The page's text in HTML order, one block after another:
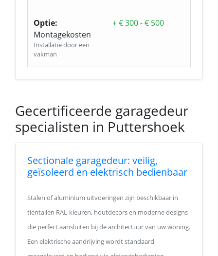
Optie:
Montagekosten
Installatie door een
vakman
+ € 300 - € 500
Gecertificeerde garagedeur
specialisten in Puttershoek
Sectionale garagedeur: veilig,
geïsoleerd en elektrisch bedienbaar
Stalen of aluminium uitvoeringen zijn beschikbaar in
tientallen RAL-kleuren, houtdecors en moderne designs
die perfect aansluiten bij de architectuur van uw woning.
Een elektrische aandrijving wordt standaard